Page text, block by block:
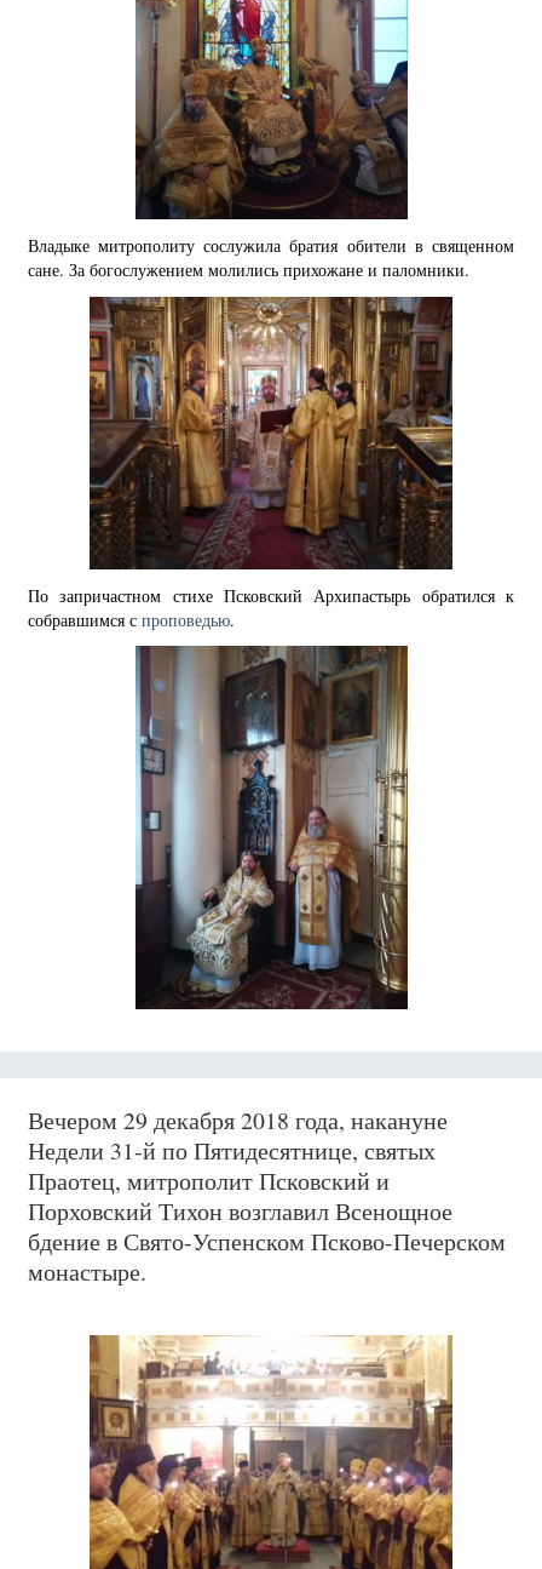
Владыке митрополиту сослужила братия обители в священном
сане. За богослужением молились прихожане и паломники.
По запричастном стихе Псковский Архипастырь обратился к
собравшимся с проповедью.
Вечером 29 декабря 2018 года, накануне
Недели 31-й по Пятидесятнице, святых
Праотец, митрополит Псковский и
Порховский Тихон возглавил Всенощное
бдение в Свято-Успенском Псково-Печерском
монастыре.